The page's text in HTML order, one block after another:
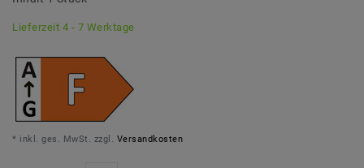
Lieferzeit 4 - 7 Werktage
* inkl. ges. MwSt. zzgl. Versandkosten